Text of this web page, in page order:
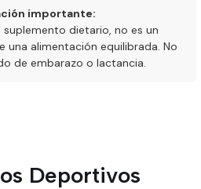
importante:
dietario, no es un
una alimentación equilibrada. No
de embarazo o lactancia.
Deportivos